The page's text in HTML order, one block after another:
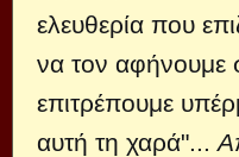
ελευθερία που
να τον αφήνουμε
επιτρέπουμε
αυτή τη χαρά"...